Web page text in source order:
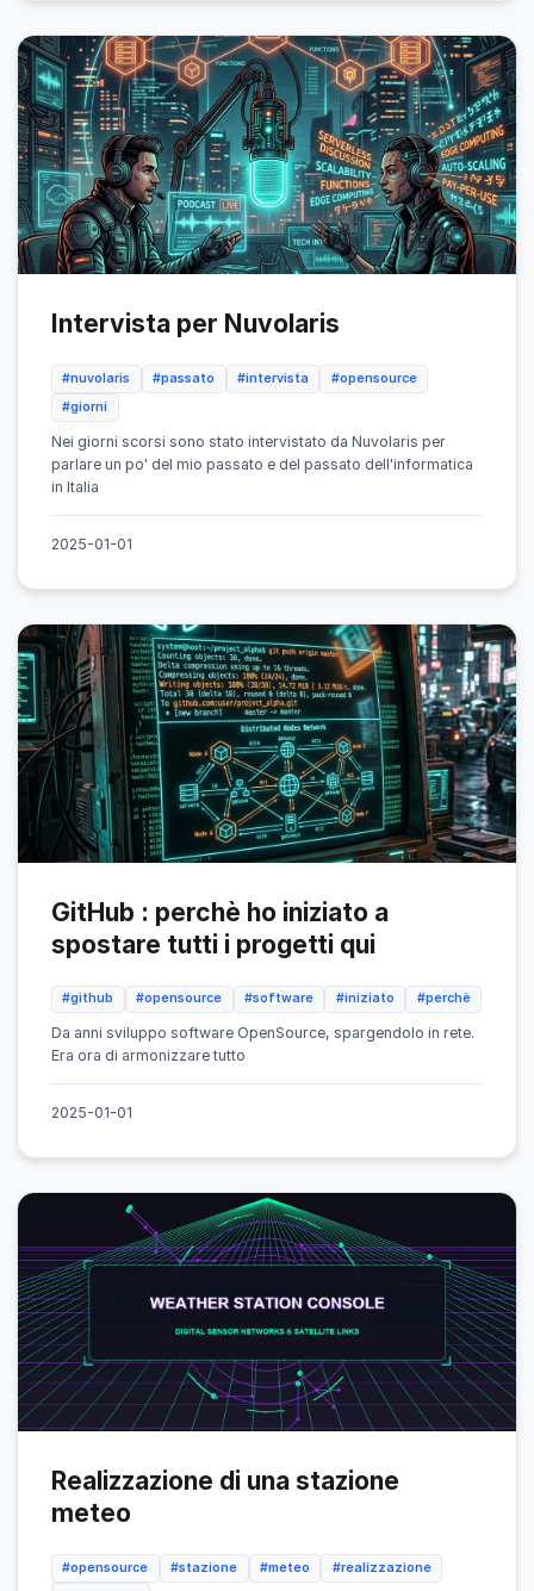
Intervista per Nuvolaris
#nuvolaris #passato #intervista
#opensource
#giorni
Nei giorni scorsi sono stato intervistato da Nuvolaris per
parlare un po' del mio passato e del passato dell'informatica
in Italia
2025-01-01
GitHub : perchè ho iniziato a
spostare tutti i progetti qui
#github #opensource #software #iniziato #perchè
Da anni sviluppo software OpenSource, spargendolo in rete.
Era ora di armonizzare tutto
2025-01-01
Realizzazione di una stazione
meteo
#opensource #stazione #meteo
#realizzazione